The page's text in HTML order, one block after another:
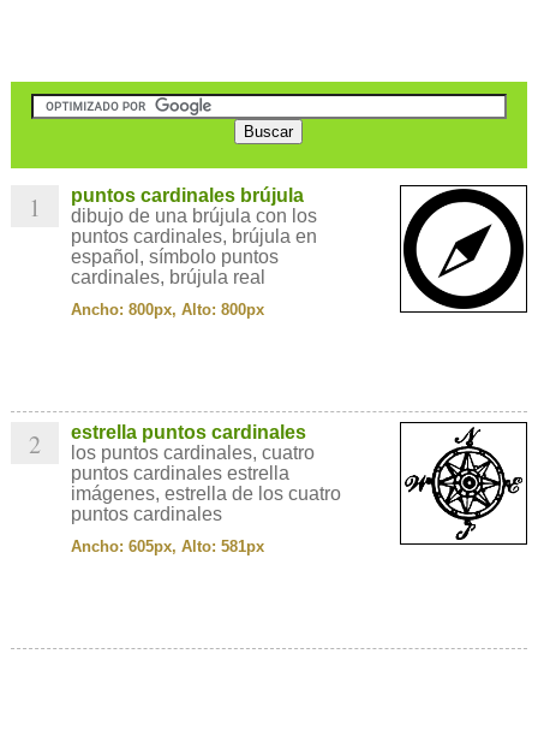
1
puntos cardinales brújula
dibujo de una brújula con los
puntos cardinales, brújula en
español, símbolo puntos
cardinales, brújula real
Ancho: 800px, Alto: 800px
2
estrella puntos cardinales
los puntos cardinales, cuatro
puntos cardinales estrella
imágenes, estrella de los cuatro
puntos cardinales
Ancho: 605px, Alto: 581px